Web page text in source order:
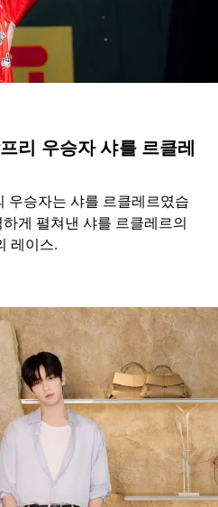
리 우승자 샤를 르클레
우승자는 샤를 르클레르였습
게 펼쳐낸 샤를 르클레르의
레이스.